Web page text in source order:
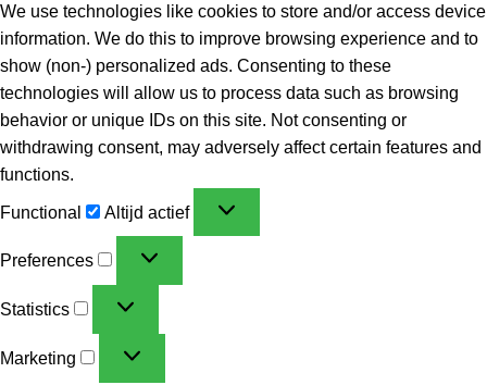
We use technologies like cookies to store and/or access device
information. We do this to improve browsing experience and to
show (non-) personalized ads. Consenting to these
technologies will allow us to process data such as browsing
behavior or unique IDs on this site. Not consenting or
withdrawing consent, may adversely affect certain features and
functions.
Functional Altijd actief
Preferences
Statistics
Marketing